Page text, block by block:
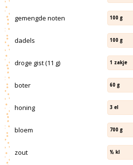
gemengde noten 100 g
dadels 100 g
droge gist (11 g) 1 zakje
boter 60 g
honing 3 el
bloem 700 g
zout ½ kl